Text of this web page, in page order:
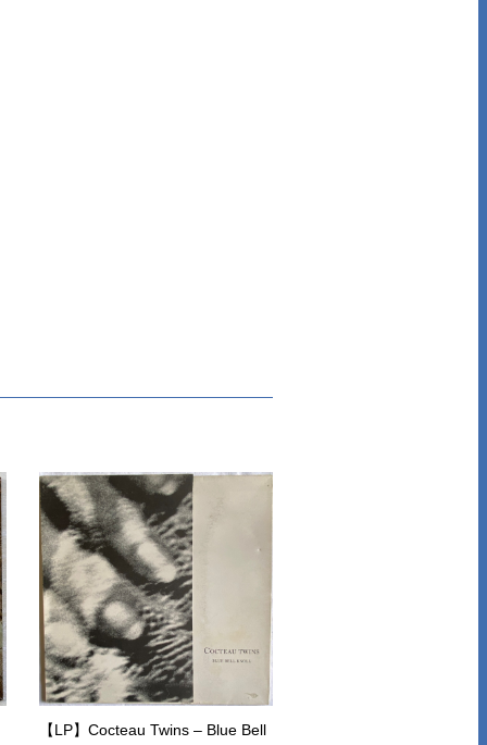
【LP】Cocteau Twins – Blue Bell